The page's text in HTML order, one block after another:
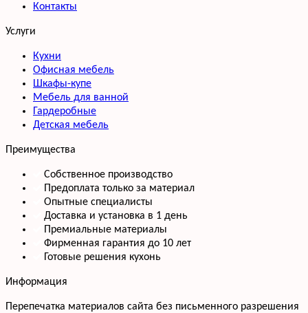
Контакты
Услуги
Кухни
Офисная мебель
Шкафы-купе
Мебель для ванной
Гардеробные
Детская мебель
Преимущества
Собственное производство
Предоплата только за материал
Опытные специалисты
Доставка и установка в 1 день
Премиальные материалы
Фирменная гарантия до 10 лет
Готовые решения кухонь
Информация
Перепечатка материалов сайта без письменного разрешения